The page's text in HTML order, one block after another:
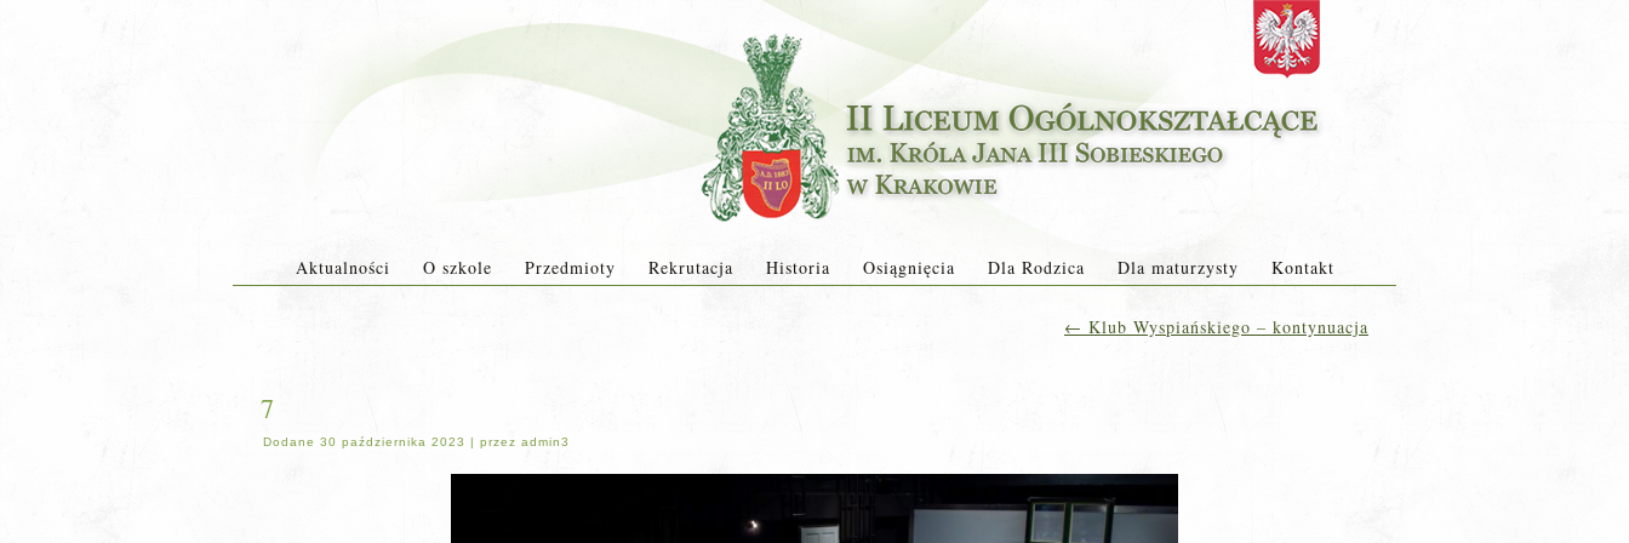
Aktualności O szkole Przedmioty Rekrutacja Historia Osiągnięcia Dla Rodzica Dla maturzysty Kontakt
← Klub Wyspiańskiego – kontynuacja
7
Dodane 30 października 2023 | przez admin3